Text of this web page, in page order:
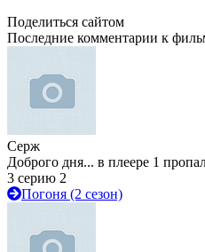
Поделиться сайтом
Последние комментарии к
Серж
Доброго дня... в плеере 1
3 серию 2
Погоня (2 сезон)